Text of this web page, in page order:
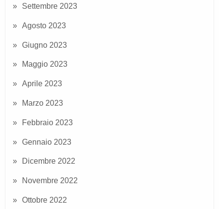
Settembre 2023
Agosto 2023
Giugno 2023
Maggio 2023
Aprile 2023
Marzo 2023
Febbraio 2023
Gennaio 2023
Dicembre 2022
Novembre 2022
Ottobre 2022